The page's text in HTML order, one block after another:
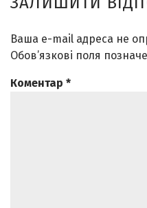
Ваша e-mail адреса не
Обов’язкові поля
Коментар *